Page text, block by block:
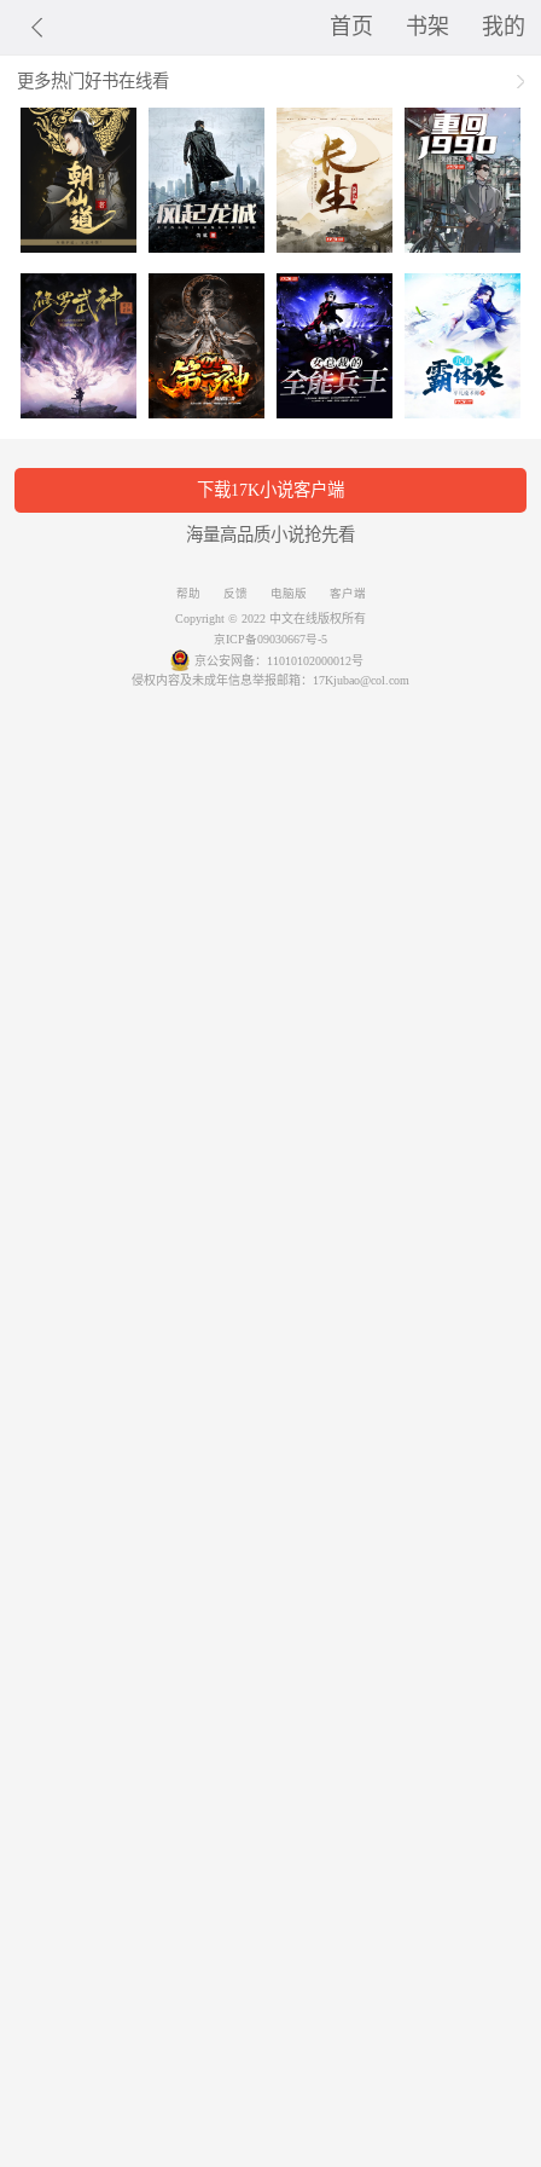
首页 书架 我的
更多热门好书在线看
下载17K小说客户端
海量高品质小说抢先看
帮助 反馈 电脑版
客户端
Copyright © 2022 中文在线版权所有
京ICP备09030667号-5
京公安网备：11010102000012号
侵权内容及未成年信息举报邮箱：17Kjubao@col.com